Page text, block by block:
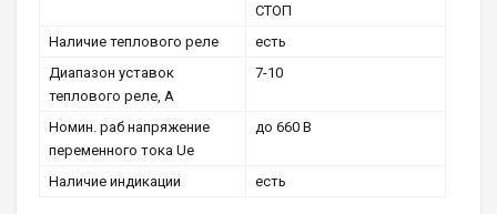
СТОП
Наличие теплового реле
есть
Диапазон уставок
теплового реле, А
7-10
Номин. раб напряжение
переменного тока Ue
до 660 В
Наличие индикации есть